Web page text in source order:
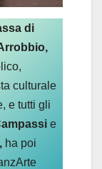
di
culturale
e tutti gli
e
ha poi